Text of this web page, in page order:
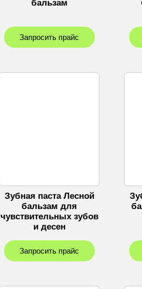
бальзам
Запросить прайс
Зубная паста Лесной
бальзам для
чувствительных зубов
и десен
Запросить прайс